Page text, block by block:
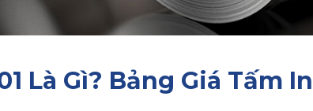
Là Gì? Bảng Giá Tấm